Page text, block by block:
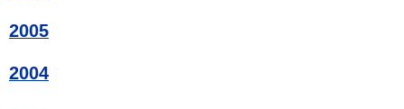
2005
2004